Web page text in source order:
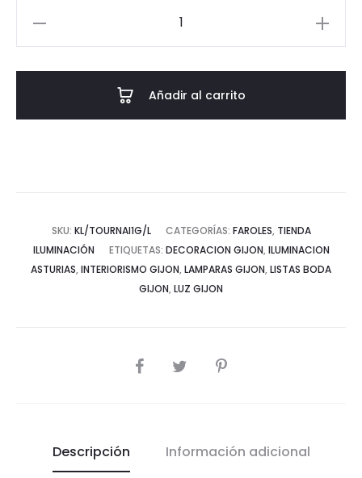
Añadir al carrito
SKU: KL/TOURNAI1G/L CATEGORÍAS: FAROLES, TIENDA
ILUMINACIÓN
ETIQUETAS: DECORACION GIJON, ILUMINACION
ASTURIAS, INTERIORISMO GIJON, LAMPARAS GIJON, LISTAS BODA
GIJON, LUZ GIJON
COMPARTIR
Descripción Información adicional